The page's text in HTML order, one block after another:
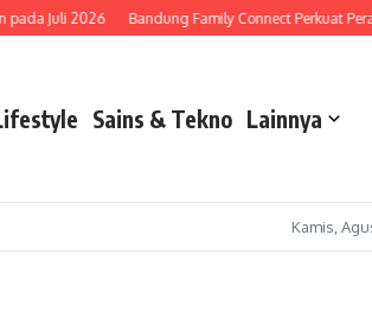
2026 Bandung Family Connect Perkuat Peran
Sains & Tekno Lainnya
Kamis,